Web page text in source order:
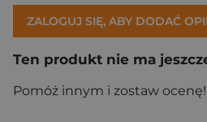
ZALOGUJ SIĘ, ABY DODAĆ
Ten produkt nie ma
Pomóż innym i zostaw ocenę!